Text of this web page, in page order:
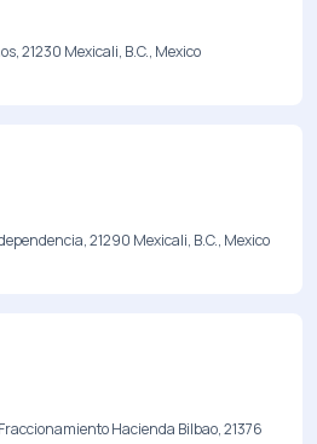
21230 Mexicali, B.C., Mexico
21290 Mexicali, B.C., Mexico
Hacienda Bilbao, 21376